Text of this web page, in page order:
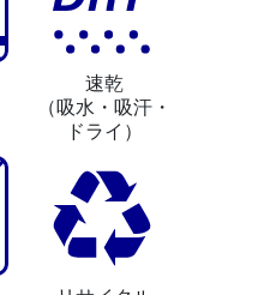
速乾
（吸水・吸汗・
ドライ）